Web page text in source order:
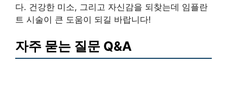
다. 건강한 미소, 그리고 자신감을 되찾는데 임플란
트 시술이 큰 도움이 되길 바랍니다!
자주 묻는 질문 Q&A